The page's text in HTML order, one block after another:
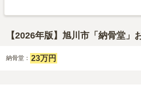
【2026年版】旭川市「納骨堂」
納骨堂： 23万円